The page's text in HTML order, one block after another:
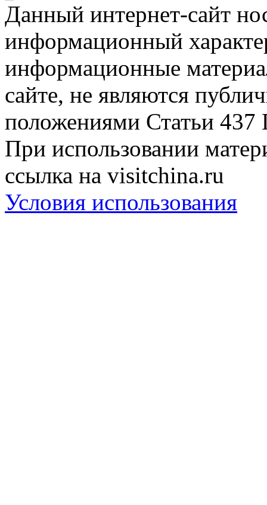
Данный интернет-сайт
информационный
информационные
сайте, не являются
положениями Статьи 437
При использовании
ссылка на visitchina.ru
Условия использования